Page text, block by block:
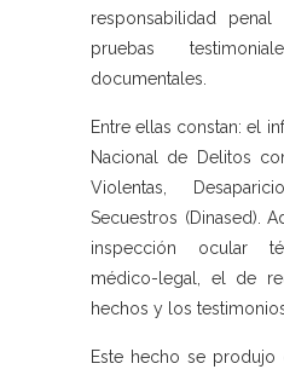
responsabilidad
pruebas
documentales.
Entre ellas constan: el
Nacional de Delitos
Violentas,
Secuestros (Dinased).
inspección ocular
médico-legal, el de
hechos y los
Este hecho se